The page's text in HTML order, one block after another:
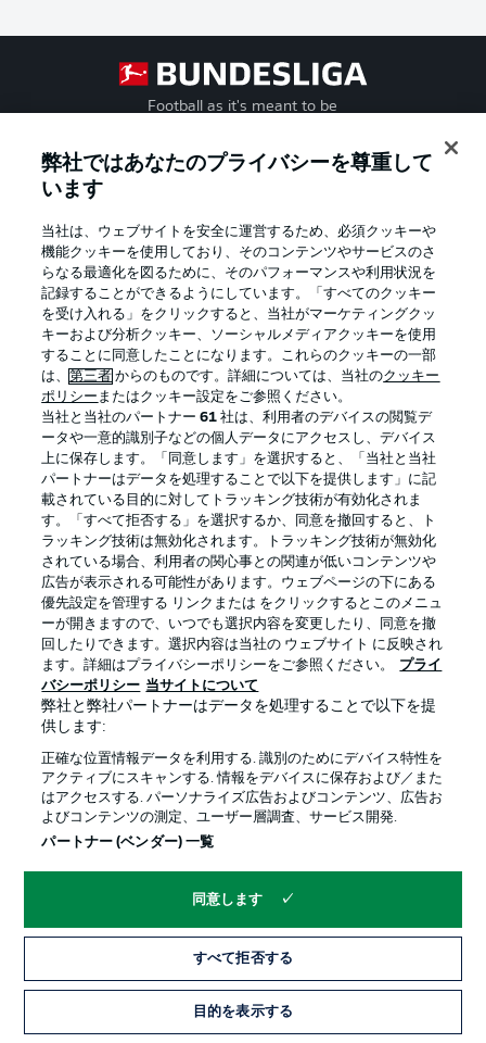
Football as it's meant to be
Official Partners
プライバシー・ポリシー 優先設定を管理する
利用条件 放送局
求人 選手
当サイトについて
© 2026 Bundesliga-Gruppe GmbH
言語をお選びください
Display Mode
弊社ではあなたのプライバシーを尊重して
います
当社は、ウェブサイトを安全に運営するため、必須クッキーや
機能クッキーを使用しており、そのコンテンツやサービスのさ
らなる最適化を図るために、そのパフォーマンスや利用状況を
記録することができるようにしています。「すべてのクッキー
を受け入れる」をクリックすると、当社がマーケティングクッ
キーおよび分析クッキー、ソーシャルメディアクッキーを使用
することに同意したことになります。これらのクッキーの一部
は、第三者 からのものです。詳細については、当社のクッキー
ポリシー またはクッキー設定をご参照ください。
当社と当社のパートナー61 社は、利用者のデバイスの閲覧デ
ータや一意的識別子などの個人データにアクセスし、デバイス
上に保存します。「同意します」を選択すると、「当社と当社
パートナーはデータを処理することで以下を提供します」に記
載されている目的に対してトラッキング技術が有効化されま
す。「すべて拒否する」を選択するか、同意を撤回すると、ト
ラッキング技術は無効化されます。トラッキング技術が無効化
されている場合、利用者の関心事との関連が低いコンテンツや
広告が表示される可能性があります。ウェブページの下にある
優先設定を管理する リンクまたは をクリックするとこのメニュ
ーが開きますので、いつでも選択内容を変更したり、同意を撤
回したりできます。選択内容は当社の ウェブサイト に反映され
ます。詳細はプライバシーポリシーをご参照ください。
プライ
バシーポリシー 当サイトについて
弊社と弊社パートナーはデータを処理することで以下を提
供します:
正確な位置情報データを利用する. 識別のためにデバイス特性を
アクティブにスキャンする. 情報をデバイスに保存および／また
はアクセスする. パーソナライズ広告およびコンテンツ、広告お
よびコンテンツの測定、ユーザー層調査、サービス開発.
パートナー (ベンダー) 一覧
同意します
すべて拒否する
目的を表示する